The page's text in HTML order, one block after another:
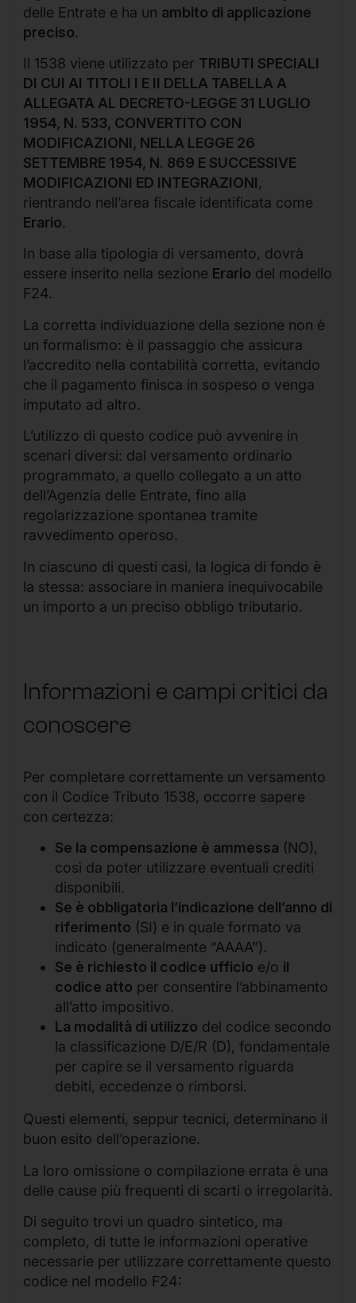
delle Entrate e ha un ambito di applicazione
preciso.
Il 1538 viene utilizzato per TRIBUTI SPECIALI
DI CUI AI TITOLI I E II DELLA TABELLA A
ALLEGATA AL DECRETO-LEGGE 31 LUGLIO
1954, N. 533, CONVERTITO CON
MODIFICAZIONI, NELLA LEGGE 26
SETTEMBRE 1954, N. 869 E SUCCESSIVE
MODIFICAZIONI ED INTEGRAZIONI,
rientrando nell’area fiscale identificata come
Erario.
In base alla tipologia di versamento, dovrà
essere inserito nella sezione Erario del modello
F24.
La corretta individuazione della sezione non è
un formalismo: è il passaggio che assicura
l’accredito nella contabilità corretta, evitando
che il pagamento finisca in sospeso o venga
imputato ad altro.
L’utilizzo di questo codice può avvenire in
scenari diversi: dal versamento ordinario
programmato, a quello collegato a un atto
dell’Agenzia delle Entrate, fino alla
regolarizzazione spontanea tramite
ravvedimento operoso.
In ciascuno di questi casi, la logica di fondo è
la stessa: associare in maniera inequivocabile
un importo a un preciso obbligo tributario.
Informazioni e campi critici da
conoscere
Per completare correttamente un versamento
con il Codice Tributo 1538, occorre sapere
con certezza:
Se la compensazione è ammessa (NO),
così da poter utilizzare eventuali crediti
disponibili.
Se è obbligatoria l’indicazione dell’anno di
riferimento (SI) e in quale formato va
indicato (generalmente “AAAA”).
Se è richiesto il codice ufficio e/o il
codice atto per consentire l’abbinamento
all’atto impositivo.
La modalità di utilizzo del codice secondo
la classificazione D/E/R (D), fondamentale
per capire se il versamento riguarda
debiti, eccedenze o rimborsi.
Questi elementi, seppur tecnici, determinano il
buon esito dell’operazione.
La loro omissione o compilazione errata è una
delle cause più frequenti di scarti o irregolarità.
Di seguito trovi un quadro sintetico, ma
completo, di tutte le informazioni operative
necessarie per utilizzare correttamente questo
codice nel modello F24: